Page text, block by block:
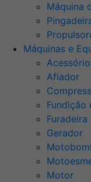
Máquina
Máquinas e
Afiador
Fundição
Furadeira
Gerador
Motor